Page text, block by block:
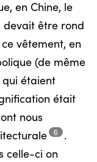
en Chine, le
devait être rond
vêtement, en
(de même
qui étaient
était
nous
6
.
celle-ci on